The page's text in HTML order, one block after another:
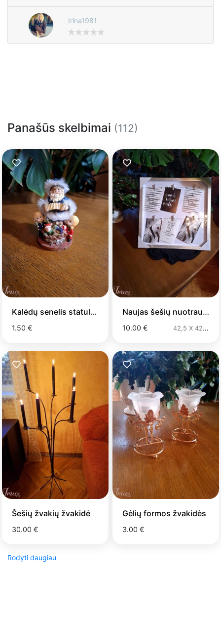
Irina1981
Panašūs skelbimai (112)
Kalėdų senelis statulėlė
1.50 €
Naujas šešių nuotraukų rėmas
10.00 € 42,5 X 42,5CM
Šešių žvakių žvakidė
30.00 €
Gėlių formos žvakidės
3.00 €
Rodyti daugiau